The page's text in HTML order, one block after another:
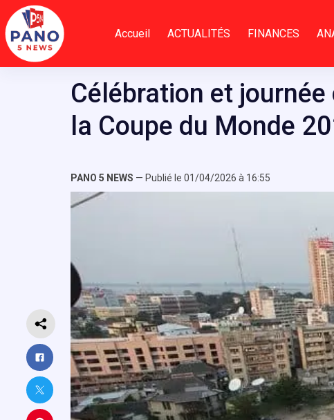
Passer
au
contenu
Accueil ACTUALITÉS FINANCES
Célébration et
la Coupe du Monde
PANO 5 NEWS — Publié le 01/04/2026 à 16:55